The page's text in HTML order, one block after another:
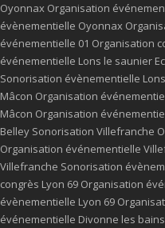
Oyonnax Organisation
évènementielle Oyonnax
événementielle 01 Organisation
événementielle Lons le saunier
Sonorisation évènementielle
Mâcon Organisation
Mâcon Organisation
Belley Sonorisation Villefranche
Organisation événementielle
Villefranche Sonorisation
congrès Lyon 69 Organisation
évènementielle Lyon 69
événementielle Divonne les bains